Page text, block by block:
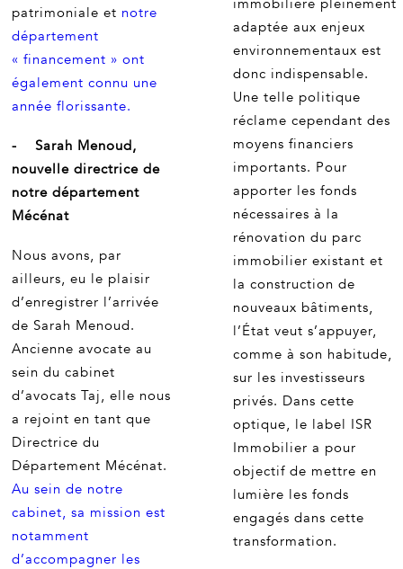
patrimoniale et notre
département
« financement » ont
également connu une
année florissante.
- Sarah Menoud,
nouvelle directrice de
notre département
Mécénat
Nous avons, par
ailleurs, eu le plaisir
d’enregistrer l’arrivée
de Sarah Menoud.
Ancienne avocate au
sein du cabinet
d’avocats Taj, elle nous
a rejoint en tant que
Directrice du
Département Mécénat.
Au sein de notre
cabinet, sa mission est
notamment
d’accompagner les
immobilière pleinement
adaptée aux enjeux
environnementaux est
donc indispensable.
Une telle politique
réclame cependant des
moyens financiers
importants. Pour
apporter les fonds
nécessaires à la
rénovation du parc
immobilier existant et
la construction de
nouveaux bâtiments,
l’État veut s’appuyer,
comme à son habitude,
sur les investisseurs
privés. Dans cette
optique, le label ISR
Immobilier a pour
objectif de mettre en
lumière les fonds
engagés dans cette
transformation.